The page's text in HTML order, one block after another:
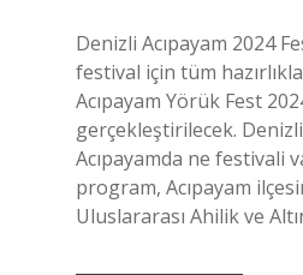
Denizli Acıpayam 2024
festival için tüm
Acıpayam Yörük Fest
gerçekleştirilecek.
Acıpayamda ne festivali
program, Acıpayam
Uluslararası Ahilik ve